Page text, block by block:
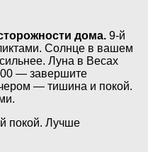
дома. 9-й
Солнце в вашем
Луна в Весах
— завершите
— тишина и покой.
покой. Лучше